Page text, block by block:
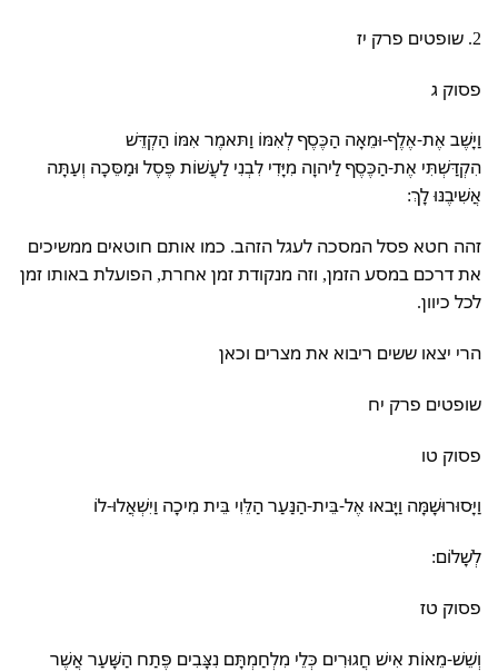
2. שופטים פרק יז
פסוק ג
וַיָּשֶׁב אֶת-אֶלֶף-וּמֵאָה הַכֶּסֶף לְאִמּוֹ וַתּאמֶר אִמּוֹ הַקְדֵּשׁ
הִקְדַּשְׁתִּי אֶת-הַכֶּסֶף לַיהוָה מִיָּדִי לִבְנִי לַעֲשׁוֹת פֶּסֶל וּמַסֵּכָה וְעַתָּה
אֲשִׁיבֶנּוּ לָךְ:
זהה חטא פסל המסכה לעגל הזהב. כמו אותם חוטאים ממשיכים
את דרכם במסע הזמן, וזה מנקודת זמן אחרת, הפועלת באותו זמן
לכל כיוון.
הרי יצאו ששים ריבוא את מצרים וכאן
שופטים פרק יח
פסוק טו
וַיָּסוּרוּשָׁמָּה וַיָּבאוּ אֶל-בֵּית-הַנַּעַר הַלֵּוִי בֵּית מִיכָה וַיִּשְׁאֲלוּ-לוֹ
לְשָׁלוֹם:
פסוק טז
וְשֵׁשׁ-מֵאוֹת אִישׁ חֲגוּרִים כְּלֵי מִלְחַמְתָּם נִצָּבִים פֶּתַח הַשָּׁעַר אֲשֶׁר